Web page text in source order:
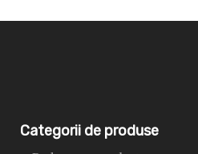
Categorii de produse